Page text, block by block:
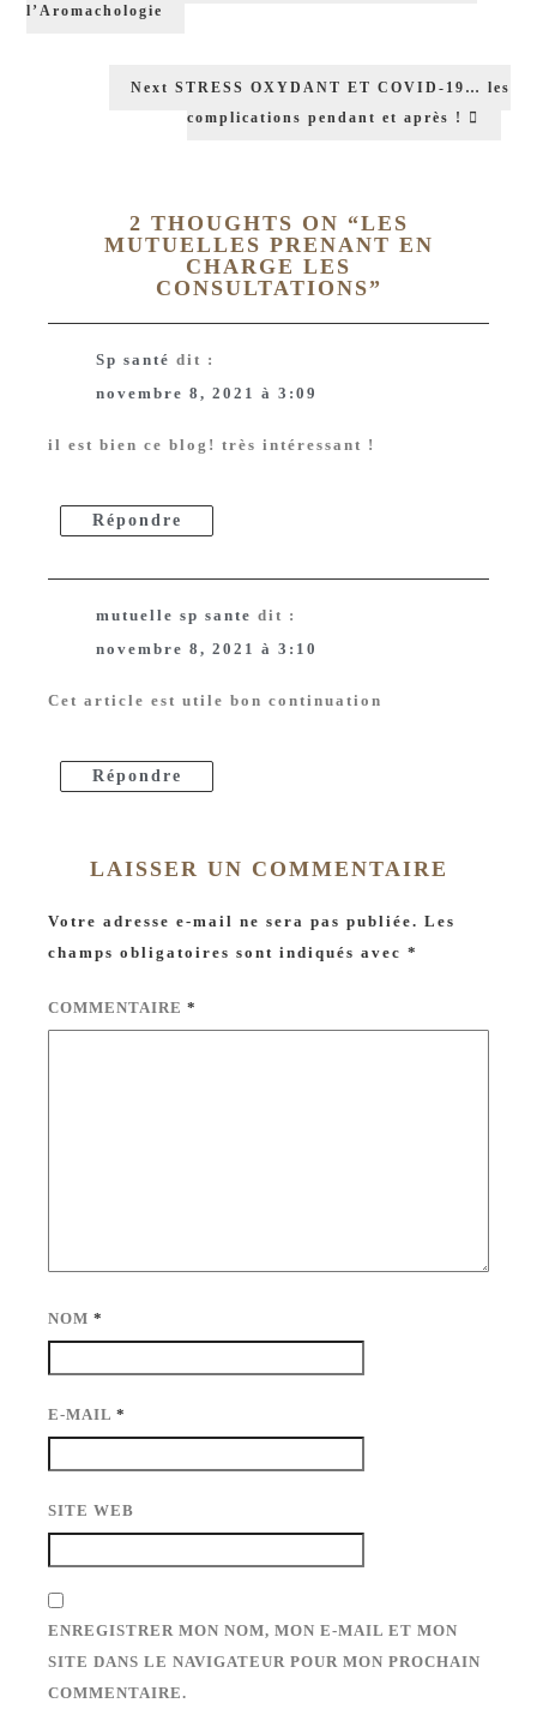
l’Aromachologie
Next STRESS OXYDANT ET COVID-19… les
complications pendant et après !
2 THOUGHTS ON “LES
MUTUELLES PRENANT EN
CHARGE LES
CONSULTATIONS”
Sp santé dit :
novembre 8, 2021 à 3:09
il est bien ce blog! très intéressant !
Répondre
mutuelle sp sante dit :
novembre 8, 2021 à 3:10
Cet article est utile bon continuation
Répondre
LAISSER UN COMMENTAIRE
Votre adresse e-mail ne sera pas publiée. Les
champs obligatoires sont indiqués avec*
COMMENTAIRE*
NOM*
E-MAIL*
SITE WEB
ENREGISTRER MON NOM, MON E-MAIL ET MON
SITE DANS LE NAVIGATEUR POUR MON PROCHAIN
COMMENTAIRE.